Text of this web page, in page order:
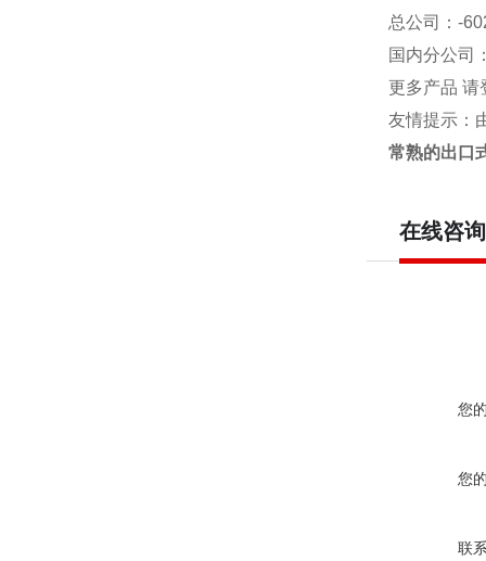
总公司
：-
国内分公司
更多产品 请
友情提示：
常熟的出口
在线咨询
您
您
联